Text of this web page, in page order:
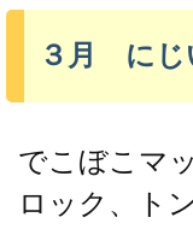
３月 にじ
でこぼこマ
ロック、ト